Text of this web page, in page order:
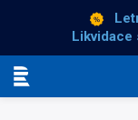
Likvidace